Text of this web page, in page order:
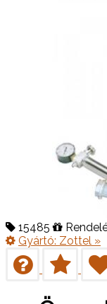
15485
Gyártó: Zottel »